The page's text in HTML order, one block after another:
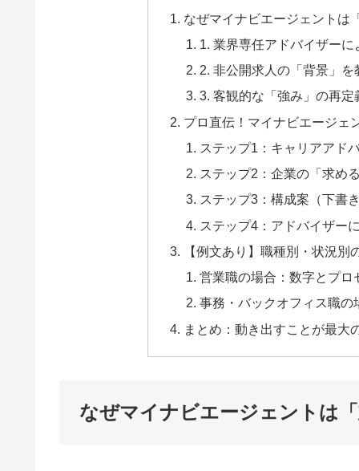
なぜマイナビエージェントは
1. 業界専任アドバイザー
2. 非公開求人の「背景」を
3. 客観的な「強み」の再定
プロ直伝！マイナビエージェ
ステップ1：キャリアアド
ステップ2：企業の「求め
ステップ3：構成案（下書
ステップ4：アドバイザー
【例文あり】職種別・状況
営業職の場合：数字とプロ
事務・バックオフィス職
まとめ：動き出すことが最大
なぜマイナビエージェントは